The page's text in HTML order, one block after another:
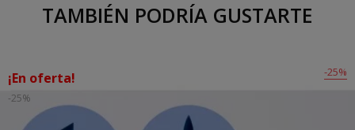
TAMBIÉN PODRÍA GUSTARTE
-25%
¡En oferta!
-25%